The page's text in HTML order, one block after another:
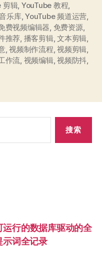
剪辑, YouTube 教程,
乐库,YouTube 频道运营,
费视频编辑器, 免费资源,
推荐, 播客剪辑,文本剪辑,
,视频制作流程,视频剪辑,
作流, 视频编辑,视频防抖,
行的数据库驱动的全
示词全记录